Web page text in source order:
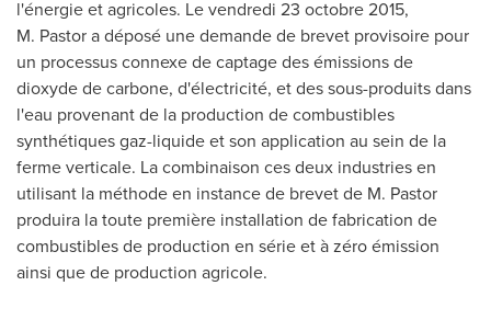
l'énergie et agricoles. Le vendredi 23 octobre 2015,
M. Pastor a déposé une demande de brevet provisoire pour
un processus connexe de captage des émissions de
dioxyde de carbone, d'électricité, et des sous-produits dans
l'eau provenant de la production de combustibles
synthétiques gaz-liquide et son application au sein de la
ferme verticale. La combinaison ces deux industries en
utilisant la méthode en instance de brevet de M. Pastor
produira la toute première installation de fabrication de
combustibles de production en série et à zéro émission
ainsi que de production agricole.